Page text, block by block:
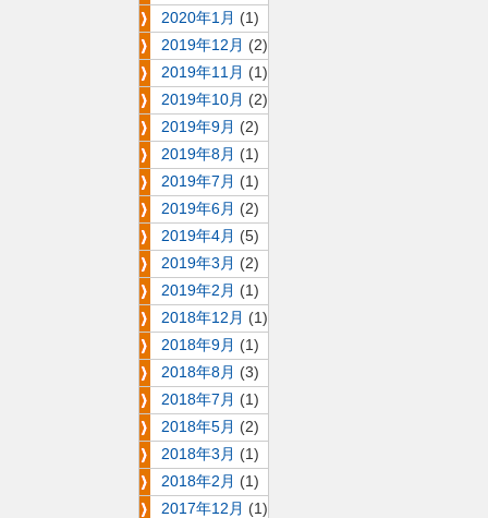
2020年1月 (1)
2019年12月 (2)
2019年11月 (1)
2019年10月 (2)
2019年9月 (2)
2019年8月 (1)
2019年7月 (1)
2019年6月 (2)
2019年4月 (5)
2019年3月 (2)
2019年2月 (1)
2018年12月 (1)
2018年9月 (1)
2018年8月 (3)
2018年7月 (1)
2018年5月 (2)
2018年3月 (1)
2018年2月 (1)
2017年12月 (1)